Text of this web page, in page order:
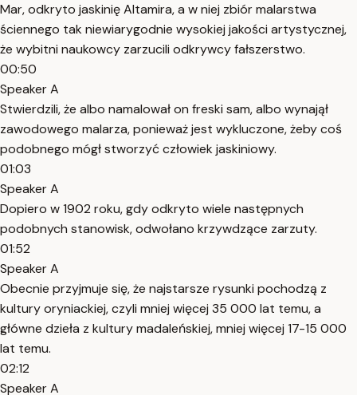
Mar, odkryto jaskinię Altamira, a w niej zbiór malarstwa
ściennego tak niewiarygodnie wysokiej jakości artystycznej,
że wybitni naukowcy zarzucili odkrywcy fałszerstwo.
00:50
Speaker A
Stwierdzili, że albo namalował on freski sam, albo wynajął
zawodowego malarza, ponieważ jest wykluczone, żeby coś
podobnego mógł stworzyć człowiek jaskiniowy.
01:03
Speaker A
Dopiero w 1902 roku, gdy odkryto wiele następnych
podobnych stanowisk, odwołano krzywdzące zarzuty.
01:52
Speaker A
Obecnie przyjmuje się, że najstarsze rysunki pochodzą z
kultury oryniackiej, czyli mniej więcej 35 000 lat temu, a
główne dzieła z kultury madaleńskiej, mniej więcej 17-15 000
lat temu.
02:12
Speaker A